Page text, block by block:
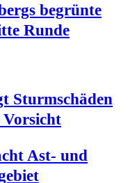
begrün­te
Runde
Sturm­schä­den
Vorsicht
Ast- und